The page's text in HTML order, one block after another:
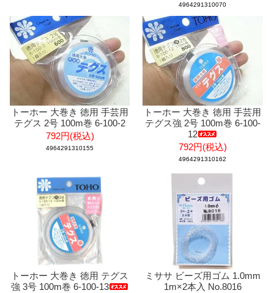
4964291310070
トーホー 大巻き 徳用 手芸用
テグス 2号 100m巻 6-100-2
792円(税込)
4964291310155
トーホー 大巻き 徳用 手芸用
テグス強 2号 100m巻 6-100-
12
792円(税込)
4964291310162
トーホー 大巻き 徳用 テグス
強 3号 100m巻 6-100-13
ミササ ビーズ用ゴム 1.0mm
1m×2本入 No.8016